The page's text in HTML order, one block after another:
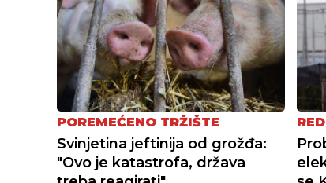
POREMEĆENO TRŽIŠTE
Svinjetina jeftinija od grožđa:
"Ovo je katastrofa, država